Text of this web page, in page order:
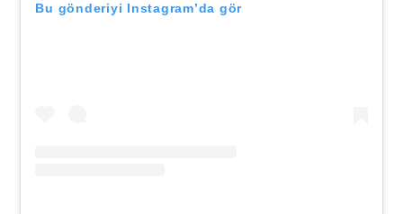
Bu gönderiyi Instagram’da gör